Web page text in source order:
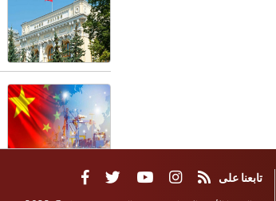
تابعنا على